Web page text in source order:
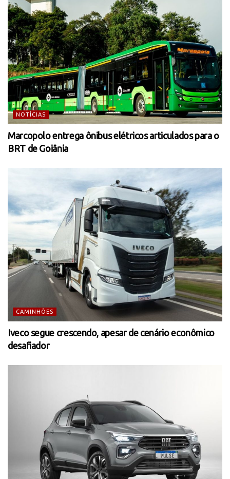
NOTÍCIAS
Marcopolo entrega ônibus elétricos articulados para o
BRT de Goiânia
CAMINHÕES
Iveco segue crescendo, apesar de cenário econômico
desafiador